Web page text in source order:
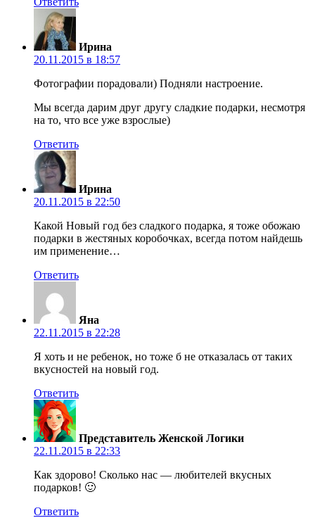
Ирина
20.11.2015 в 18:57
Фотографии порадовали) Подняли настроение.
Мы всегда дарим друг другу сладкие подарки, несмотря
на то, что все уже взрослые)
Ответить
Ирина
20.11.2015 в 22:50
Какой Новый год без сладкого подарка, я тоже обожаю
подарки в жестяных коробочках, всегда потом найдешь
им применение…
Ответить
Яна
22.11.2015 в 22:28
Я хоть и не ребенок, но тоже б не отказалась от таких
вкусностей на новый год.
Ответить
Представитель Женской Логики
22.11.2015 в 22:33
Как здорово! Сколько нас — любителей вкусных
подарков! 🙂
Ответить